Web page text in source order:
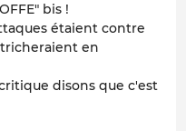
bis !
étaient contre
en
disons que c'est